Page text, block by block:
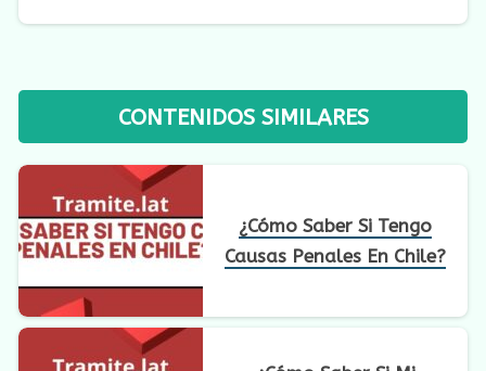
CONTENIDOS SIMILARES
¿Cómo Saber Si Tengo
Causas Penales En Chile?